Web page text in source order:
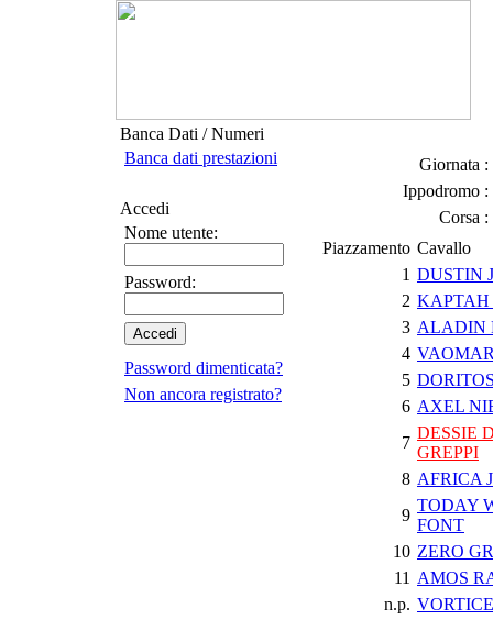
Banca Dati / Numeri
Banca dati prestazioni
Accedi
Nome utente:
Password:
Password dimenticata?
Non ancora registrato?
Giornata :
Ippodromo :
Corsa :
Piazzamento Cavallo
1 DUSTIN
2 KAPTAH
3 ALADIN
4
5
6 AXEL
7
DESSIE
GREPPI
8 AFRICA
9
TODAY
FONT
10 ZERO
11 AMOS
n.p.